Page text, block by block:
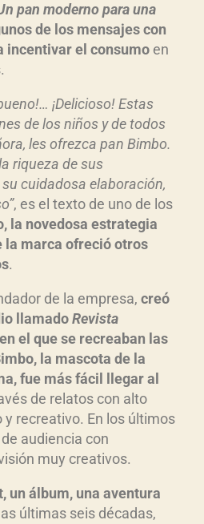
pan moderno para una
de los mensajes con
incentivar el consumo en
¡Delicioso! Estas
de los niños y de todos
les ofrezca pan Bimbo.
riqueza de sus
cuidadosa elaboración,
, es el texto de uno de los
la novedosa estrategia
la marca ofreció otros
.
de la empresa, creó
llamadoRevista
el que se recreaban las
la mascota de la
fue más fácil llegar al
de relatos con alto
recreativo. En los últimos
audiencia con
muy creativos.
un álbum, una aventura
últimas seis décadas,